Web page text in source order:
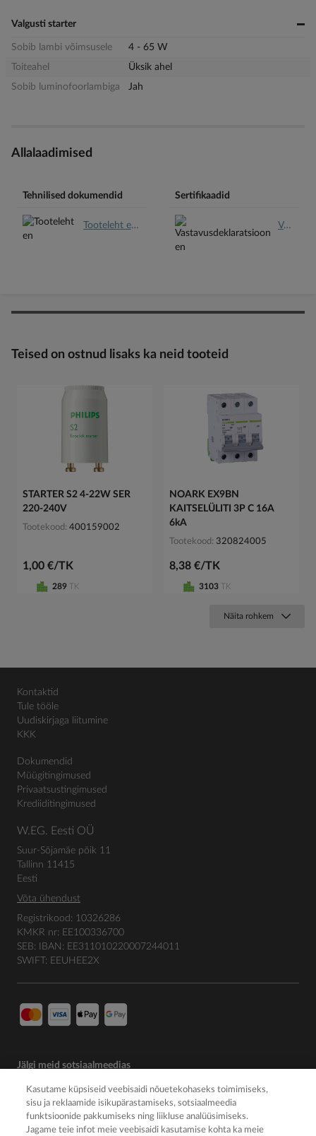
Valgusti starter
Sobib lambi võimsusele
4 - 65 W
Toiteahel
Üksik ahel
Sobib luminofoorlambiga
Jah
Allalaadimised
Tehnilised dokumendid
Tooteleht en.pdf
Sertifikaadid
Vastavusdeklaratsioon en.pdf
Teised on ostnud lisaks ka neid tooteid
STARTER S2 4-22W SER
220-240V
Tootekood 400159002
1,00 €/TK
289 TK
NOARK EX9BN
KAITSELÜLITI 3P C 16A
6kA
Tootekood 320824005
8,38 €/TK
3103 TK
Näita rohkem
Kontaktid
Tule tööle
Uudiskirjaga liitumine
KKK
Dokumendid
Müügitingimused
Privaatsustingimused
Krediiditingimused
W.EG. Eesti OÜ
Suur-Sõjamäe põik 11
Tallinn 11415
Eesti
Võta ühendust
Registrikood: 10326286
KMKR nr: EE100336700
SEB: IBAN: EE311010220007244011
SWIFT: EEUHEE2X
Jälgi meid sotsiaalmeedias
Kasutame küpsiseid veebisaidi nõuetekohaseks toimimiseks,
sisu ja reklaamide isikupärastamiseks, sotsiaalmeedia
funktsioonide pakkumiseks ning liikluse analüüsimiseks.
Jagame teie infot meie veebisaidi kasutamise kohta ka meie